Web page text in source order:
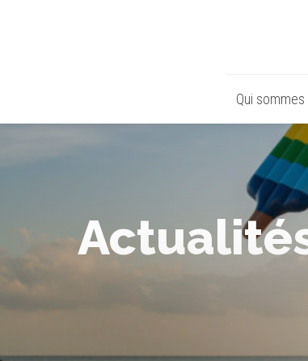
Qui sommes